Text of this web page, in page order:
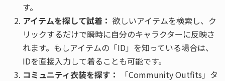
す。
アイテムを探して試着： 欲しいアイテムを検索し、ク
リックするだけで瞬時に自分のキャラクターに反映さ
れます。もしアイテムの「ID」を知っている場合は、
IDを直接入力して着ることも可能です。
コミュニティ衣装を探す：
「Community Outfits」タ